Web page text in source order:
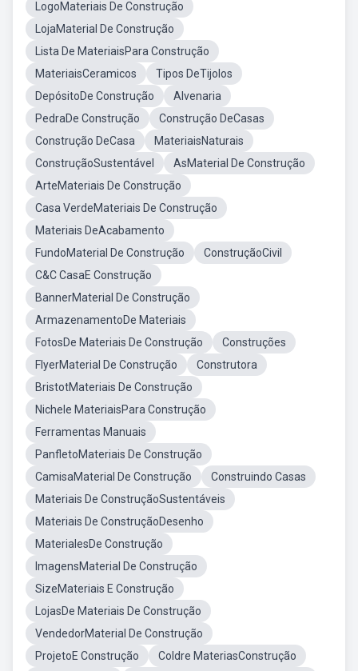
LogoMateriais De Construção
LojaMaterial De Construção
Lista De MateriaisPara Construção
MateriaisCeramicos
Tipos DeTijolos
DepósitoDe Construção
Alvenaria
PedraDe Construção
Construção DeCasas
Construção DeCasa
MateriaisNaturais
ConstruçãoSustentável
AsMaterial De Construção
ArteMateriais De Construção
Casa VerdeMateriais De Construção
Materiais DeAcabamento
FundoMaterial De Construção
ConstruçãoCivil
C&C CasaE Construção
BannerMaterial De Construção
ArmazenamentoDe Materiais
FotosDe Materiais De Construção
Construções
FlyerMaterial De Construção
Construtora
BristotMateriais De Construção
Nichele MateriaisPara Construção
Ferramentas Manuais
PanfletoMateriais De Construção
CamisaMaterial De Construção
Construindo Casas
Materiais De ConstruçãoSustentáveis
Materiais De ConstruçãoDesenho
MaterialesDe Construção
ImagensMaterial De Construção
SizeMateriais E Construção
LojasDe Materiais De Construção
VendedorMaterial De Construção
ProjetoE Construção
Coldre MateriasConstrução